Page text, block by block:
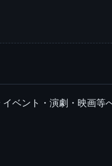
ベント・演劇・映画等